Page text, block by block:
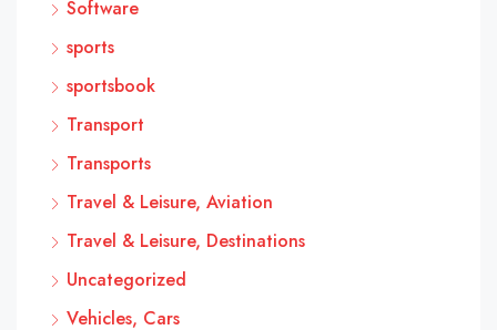
Software
sports
sportsbook
Transport
Transports
Travel & Leisure, Aviation
Travel & Leisure, Destinations
Uncategorized
Vehicles, Cars